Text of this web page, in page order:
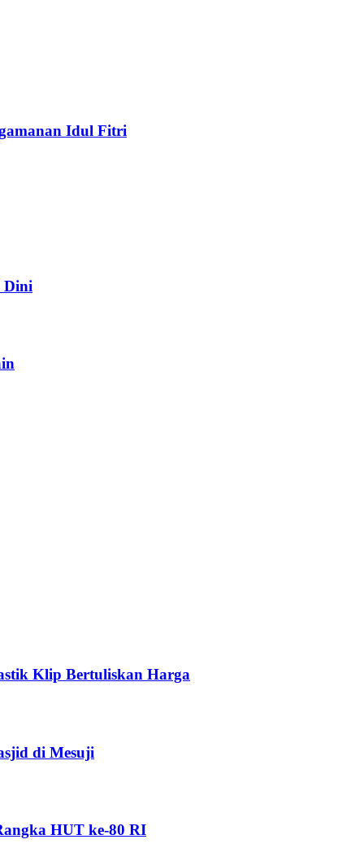
Idul Fitri
Dini
Klip Bertuliskan Harga
di Mesuji
HUT ke-80 RI